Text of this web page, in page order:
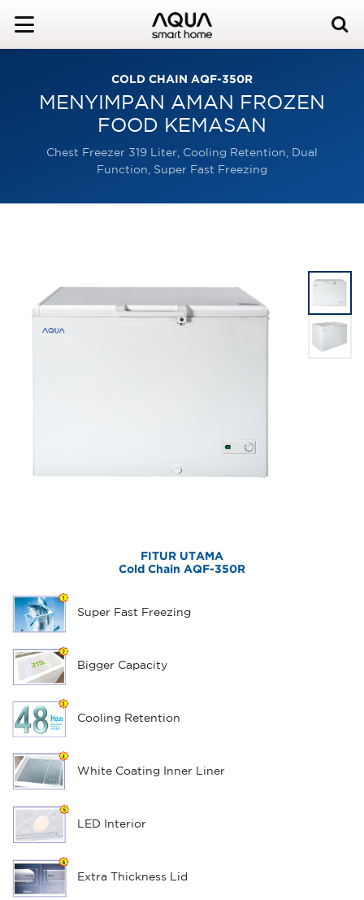
COLD CHAIN AQF-350R
MENYIMPAN AMAN FROZEN
FOOD KEMASAN
Chest Freezer 319 Liter, Cooling Retention, Dual
Function, Super Fast Freezing
FITUR UTAMA
Cold Chain AQF-350R
Super Fast Freezing
Bigger Capacity
Cooling Retention
White Coating Inner Liner
LED Interior
Extra Thickness Lid